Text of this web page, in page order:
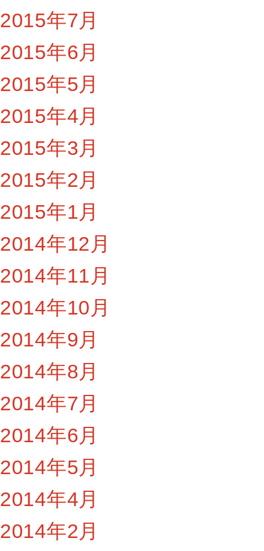
2015年7月
2015年6月
2015年5月
2015年4月
2015年3月
2015年2月
2015年1月
2014年12月
2014年11月
2014年10月
2014年9月
2014年8月
2014年7月
2014年6月
2014年5月
2014年4月
2014年2月